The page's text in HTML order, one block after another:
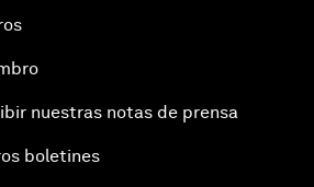
nuestras notas de prensa
boletines